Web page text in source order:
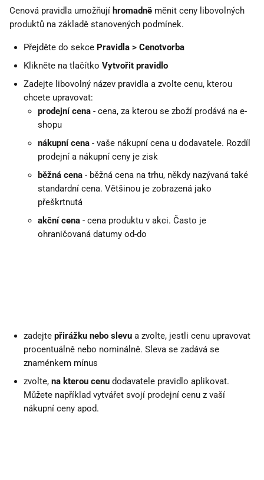
Cenová pravidla umožňují hromadně měnit ceny libovolných
produktů na základě stanovených podmínek.
Přejděte do sekce Pravidla > Cenotvorba
Klikněte na tlačítko Vytvořit pravidlo
Zadejte libovolný název pravidla a zvolte cenu, kterou
chcete upravovat:
prodejní cena - cena, za kterou se zboží prodává na e-
shopu
nákupní cena - vaše nákupní cena u dodavatele. Rozdíl
prodejní a nákupní ceny je zisk
běžná cena - běžná cena na trhu, někdy nazývaná také
standardní cena. Většinou je zobrazená jako
přeškrtnutá
akční cena - cena produktu v akci. Často je
ohraničovaná datumy od-do
zadejte přirážku nebo slevu a zvolte, jestli cenu upravovat
procentuálně nebo nominálně. Sleva se zadává se
znaménkem mínus
zvolte, na kterou cenu dodavatele pravidlo aplikovat.
Můžete například vytvářet svojí prodejní cenu z vaší
nákupní ceny apod.